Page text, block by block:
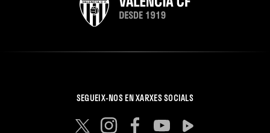
SEGUEIX-NOS EN XARXES SOCIALS